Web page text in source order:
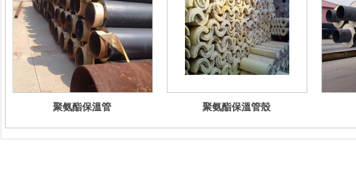
聚氨酯保溫管 聚氨酯保溫管殼